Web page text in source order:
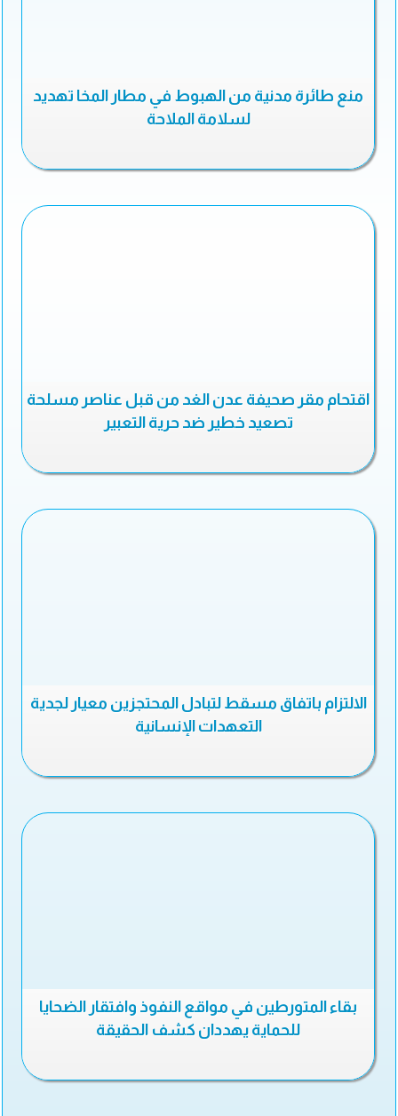
منع طائرة مدنية من الهبوط في مطار المخا تهديد
لسلامة الملاحة
اقتحام مقر صحيفة عدن الغد من قبل عناصر مسلحة
تصعيد خطير ضد حرية التعبير
الالتزام باتفاق مسقط لتبادل المحتجزين معيار لجدية
التعهدات الإنسانية
بقاء المتورطين في مواقع النفوذ وافتقار الضحايا
للحماية يهددان كشف الحقيقة